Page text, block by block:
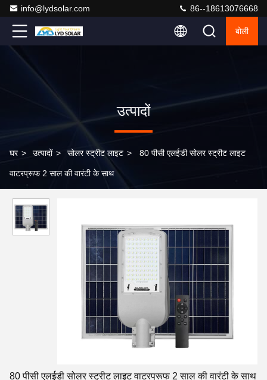
info@lydsolar.com 86--18613076668
बोली
उत्पादों
घर > उत्पादों > सोलर स्ट्रीट लाइट > 80 पीसी एलईडी सोलर स्ट्रीट लाइट
वाटरप्रूफ 2 साल की वारंटी के साथ
80 पीसी एलईडी सोलर स्ट्रीट लाइट वाटरप्रूफ 2 साल की वारंटी के साथ